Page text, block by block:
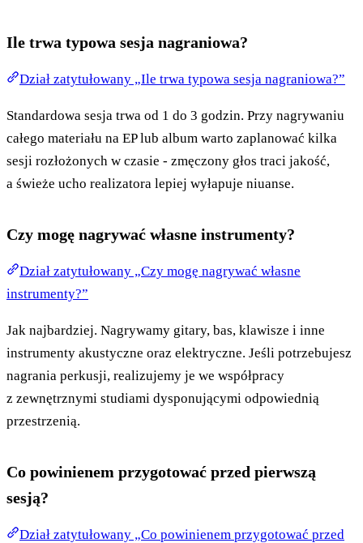
Ile trwa typowa sesja nagraniowa?
Dział zatytułowany „Ile trwa typowa sesja nagraniowa?”
Standardowa sesja trwa od 1 do 3 godzin. Przy nagrywaniu
całego materiału na EP lub album warto zaplanować kilka
sesji rozłożonych w czasie - zmęczony głos traci jakość,
a świeże ucho realizatora lepiej wyłapuje niuanse.
Czy mogę nagrywać własne instrumenty?
Dział zatytułowany „Czy mogę nagrywać własne
instrumenty?”
Jak najbardziej. Nagrywamy gitary, bas, klawisze i inne
instrumenty akustyczne oraz elektryczne. Jeśli potrzebujesz
nagrania perkusji, realizujemy je we współpracy
z zewnętrznymi studiami dysponującymi odpowiednią
przestrzenią.
Co powinienem przygotować przed pierwszą
sesją?
Dział zatytułowany „Co powinienem przygotować przed